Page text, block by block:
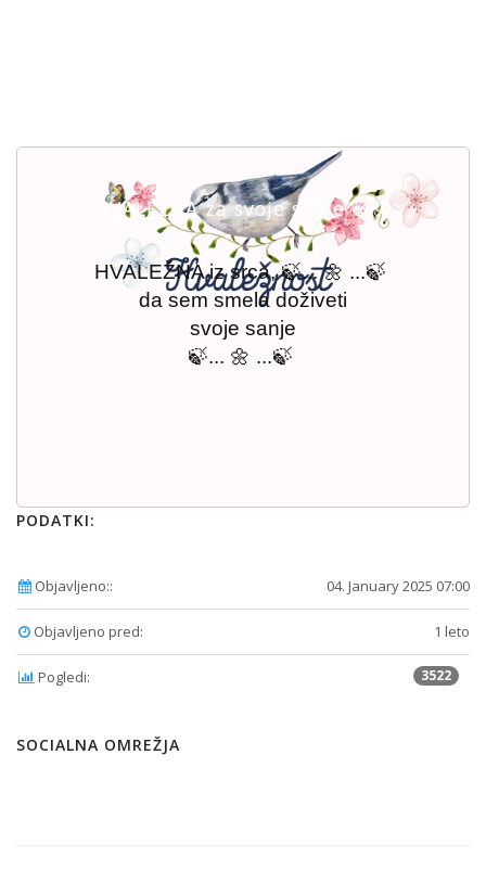
HVALEŽNA za svoje sanje 🍃🦋
HVALEŽNA iz srca, 🍃... 🌼 ...🍃
da sem smela doživeti
svoje sanje
🍃... 🌼 ...🍃
PODATKI:
Objavljeno:: 04. January 2025 07:00
Objavljeno pred: 1 leto
Pogledi: 3522
SOCIALNA OMREŽJA